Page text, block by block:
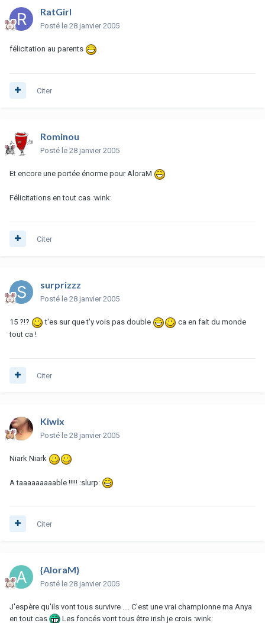
RatGirl
Posté le 28 janvier 2005
félicitation au parents
Citer
Rominou
Posté le 28 janvier 2005
Et encore une portée énorme pour AloraM
Félicitations en tout cas :wink:
Citer
surprizzz
Posté le 28 janvier 2005
15 ?!? t'es sur que t'y vois pas double
ca en fait du monde
tout ca !
Citer
Kiwix
Posté le 28 janvier 2005
Niark Niark
A taaaaaaaaable !!!!! :slurp:
Citer
{AloraM}
Posté le 28 janvier 2005
J'espère qu'ils vont tous survivre .... C'est une vrai championne ma Anya
en tout cas
Les foncés vont tous être irish je crois :wink: